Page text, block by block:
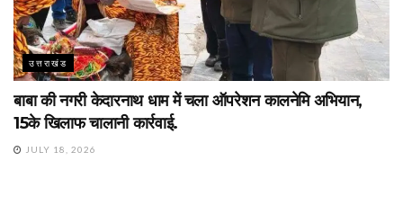
उत्तराखंड
बाबा की नगरी केदारनाथ धाम में चला ऑपरेशन कालनेमि अभियान,
15के खिलाफ चालानी कार्रवाई.
JULY 18, 2026